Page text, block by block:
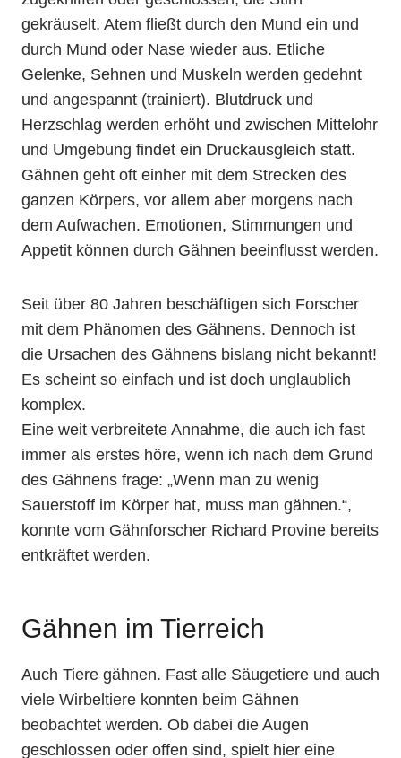
gekräuselt. Atem fließt durch den Mund ein und
durch Mund oder Nase wieder aus. Etliche
Gelenke, Sehnen und Muskeln werden gedehnt
und angespannt (trainiert). Blutdruck und
Herzschlag werden erhöht und zwischen Mittelohr
und Umgebung findet ein Druckausgleich statt.
Gähnen geht oft einher mit dem Strecken des
ganzen Körpers, vor allem aber morgens nach
dem Aufwachen. Emotionen, Stimmungen und
Appetit können durch Gähnen beeinflusst werden.
Seit über 80 Jahren beschäftigen sich Forscher
mit dem Phänomen des Gähnens. Dennoch ist
die Ursachen des Gähnens bislang nicht bekannt!
Es scheint so einfach und ist doch unglaublich
komplex.
Eine weit verbreitete Annahme, die auch ich fast
immer als erstes höre, wenn ich nach dem Grund
des Gähnens frage: „Wenn man zu wenig
Sauerstoff im Körper hat, muss man gähnen.“,
konnte vom Gähnforscher Richard Provine bereits
entkräftet werden.
Gähnen im Tierreich
Auch Tiere gähnen. Fast alle Säugetiere und auch
viele Wirbeltiere konnten beim Gähnen
beobachtet werden. Ob dabei die Augen
geschlossen oder offen sind, spielt hier eine